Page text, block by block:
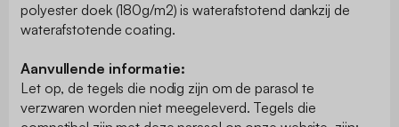
polyester doek (180g/m2) is waterafstotend dankzij de
waterafstotende coating.
Aanvullende informatie:
Let op, de tegels die nodig zijn om de parasol te
verzwaren worden niet meegeleverd. Tegels die